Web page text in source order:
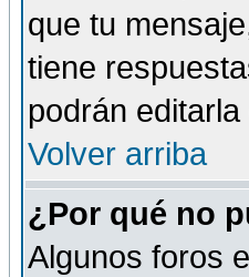
que tu
tiene
podrán
Volver arriba
¿Por qué no
Algunos foros